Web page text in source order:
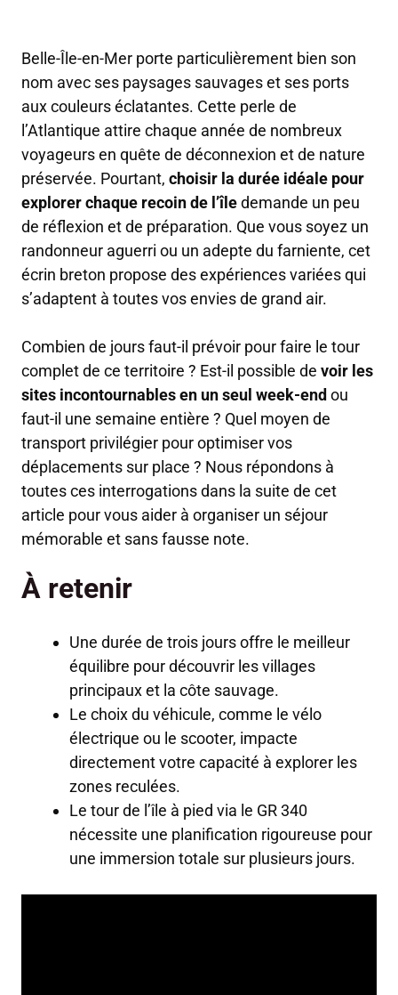
Belle-Île-en-Mer porte particulièrement bien son
nom avec ses paysages sauvages et ses ports
aux couleurs éclatantes. Cette perle de
l’Atlantique attire chaque année de nombreux
voyageurs en quête de déconnexion et de nature
préservée. Pourtant, choisir la durée idéale pour
explorer chaque recoin de l’îledemande un peu
de réflexion et de préparation. Que vous soyez un
randonneur aguerri ou un adepte du farniente, cet
écrin breton propose des expériences variées qui
s’adaptent à toutes vos envies de grand air.
Combien de jours faut-il prévoir pour faire le tour
complet de ce territoire ? Est-il possible de voir les
sites incontournables en un seul week-end ou
faut-il une semaine entière ? Quel moyen de
transport privilégier pour optimiser vos
déplacements sur place ? Nous répondons à
toutes ces interrogations dans la suite de cet
article pour vous aider à organiser un séjour
mémorable et sans fausse note.
À retenir
Une durée de trois jours offre le meilleur
équilibre pour découvrir les villages
principaux et la côte sauvage.
Le choix du véhicule, comme le vélo
électrique ou le scooter, impacte
directement votre capacité à explorer les
zones reculées.
Le tour de l’île à pied via le GR 340
nécessite une planification rigoureuse pour
une immersion totale sur plusieurs jours.